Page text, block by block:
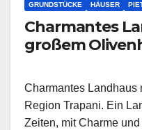
GRUNDSTÜCKE HÄUSER
Charmantes
großem
Charmantes Landhaus
Region Trapani. Ein
Zeiten, mit Charme